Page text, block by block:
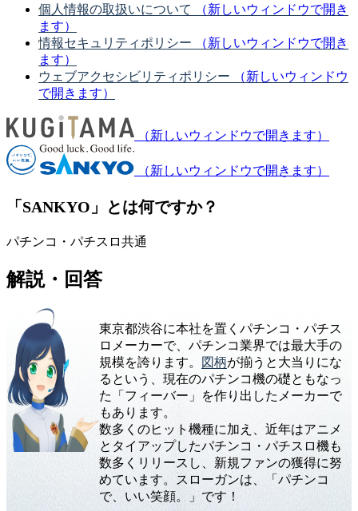
個人情報の取扱いについて
（新しいウィンドウで開き
ます）
情報セキュリティポリシー
（新しいウィンドウで開き
ます）
ウェブアクセシビリティポリシー
（新しいウィンドウ
で開きます）
（新しいウィンドウで開きます）
（新しいウィンドウで開きます）
「SANKYO」とは何ですか？
パチンコ・パチスロ共通
解説・回答
東京都渋谷に本社を置くパチンコ・パチス
ロメーカーで、パチンコ業界では最大手の
規模を誇ります。
図柄が揃うと大当りにな
るという、現在のパチンコ機の礎ともなっ
た「フィーバー」を作り出したメーカーで
もあります。
数多くのヒット機種に加え、近年はアニメ
とタイアップしたパチンコ・パチスロ機も
数多くリリースし、新規ファンの獲得に努
めています。スローガンは、「パチンコ
で、いい笑顔。」です！